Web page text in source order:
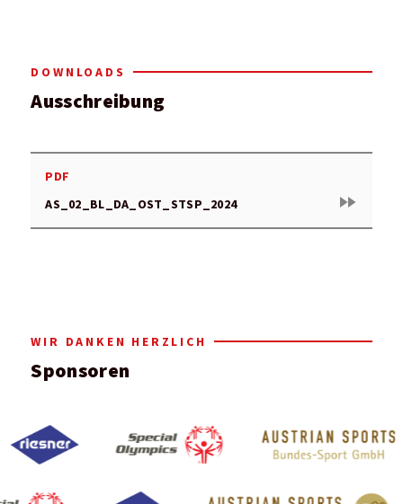
DOWNLOADS
Ausschreibung
PDF
AS_02_BL_DA_OST_STSP_2024
fast_forward
WIR DANKEN HERZLICH
Sponsoren